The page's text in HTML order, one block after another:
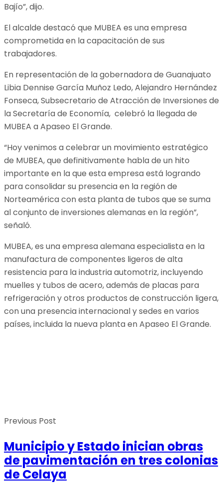
Bajío”, dijo.
El alcalde destacó que MUBEA es una empresa
comprometida en la capacitación de sus
trabajadores.
En representación de la gobernadora de Guanajuato
Libia Dennise García Muñoz Ledo, Alejandro Hernández
Fonseca, Subsecretario de Atracción de Inversiones de
la Secretaría de Economía, celebró la llegada de
MUBEA a Apaseo El Grande.
“Hoy venimos a celebrar un movimiento estratégico
de MUBEA, que definitivamente habla de un hito
importante en la que esta empresa está logrando
para consolidar su presencia en la región de
Norteamérica con esta planta de tubos que se suma
al conjunto de inversiones alemanas en la región”,
señaló.
MUBEA, es una empresa alemana especialista en la
manufactura de componentes ligeros de alta
resistencia para la industria automotriz, incluyendo
muelles y tubos de acero, además de placas para
refrigeración y otros productos de construcción ligera,
con una presencia internacional y sedes en varios
países, incluida la nueva planta en Apaseo El Grande.
Previous Post
Municipio y Estado inician obras
de pavimentación en tres colonias
de Celaya